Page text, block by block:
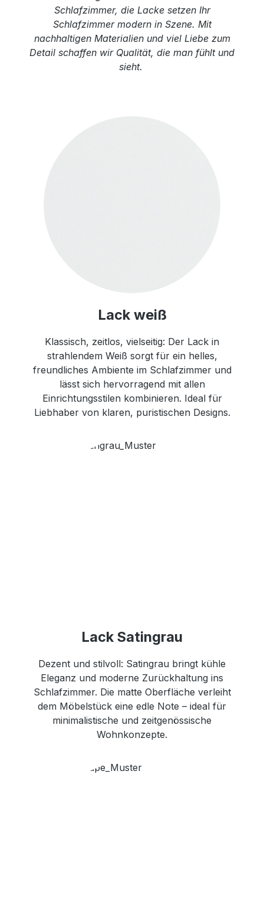
Schlafzimmer, die Lacke setzen Ihr
Schlafzimmer modern in Szene. Mit
nachhaltigen Materialien und viel Liebe zum
Detail schaffen wir Qualität, die man fühlt und
sieht.
Lack weiß
Klassisch, zeitlos, vielseitig: Der Lack in
strahlendem Weiß sorgt für ein helles,
freundliches Ambiente im Schlafzimmer und
lässt sich hervorragend mit allen
Einrichtungsstilen kombinieren. Ideal für
Liebhaber von klaren, puristischen Designs.
Lack Satingrau
Dezent und stilvoll: Satingrau bringt kühle
Eleganz und moderne Zurückhaltung ins
Schlafzimmer. Die matte Oberfläche verleiht
dem Möbelstück eine edle Note – ideal für
minimalistische und zeitgenössische
Wohnkonzepte.